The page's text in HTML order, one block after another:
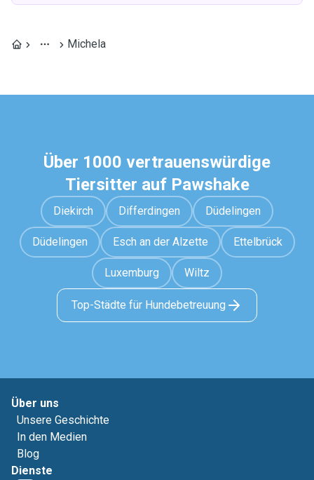
Michela
Über 1000 vertrauenswürdige
Tiersitter auf Pawshake
Diekirch Differdingen Düdelingen
Düdelingen Esch an der Alzette Ettelbrück
Luxemburg Wiltz
Top-Städte für Hundebetreuung
Über uns
Unsere Geschichte
In den Medien
Blog
Dienste